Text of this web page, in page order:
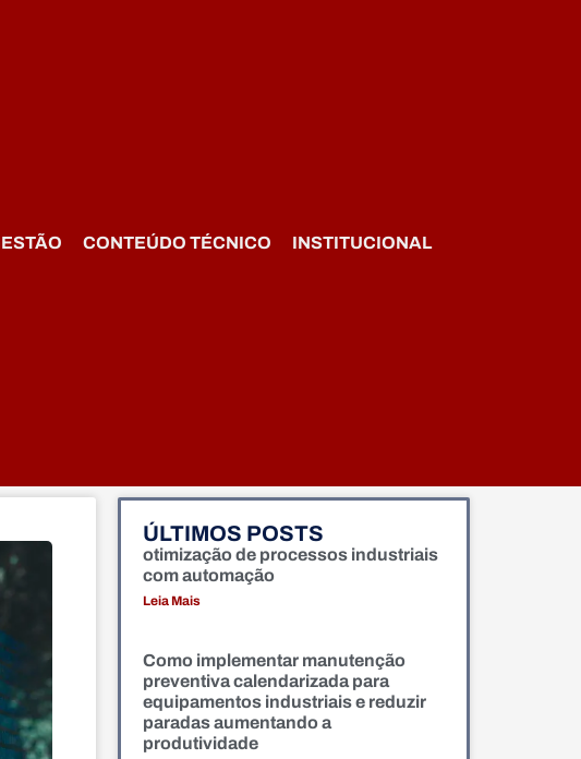
CONTEÚDO TÉCNICO INSTITUCIONAL
ÚLTIMOS POSTS
otimização de processos industriais
com automação
Leia Mais
Como implementar manutenção
preventiva calendarizada para
equipamentos industriais e reduzir
paradas aumentando a
produtividade